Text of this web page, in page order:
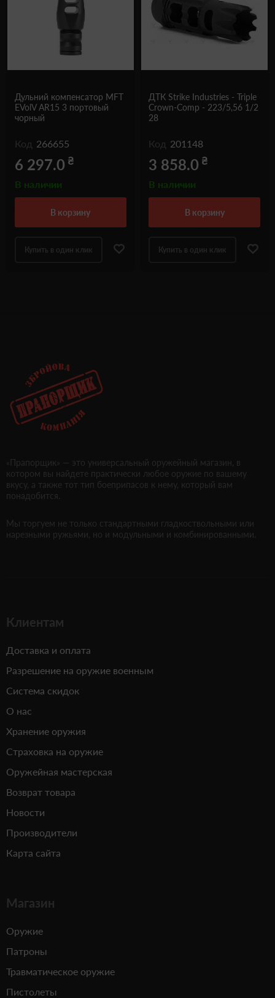
Дульний компенсатор MFT
EVolV AR15 3 портовый
чорный
Код 266655
6 297.0 ₴
В наличии
в корзину
Купить в один клик
ДТК Strike Industries - Triple
Crown-Comp - 223/5,56 1/2
28
Код 201148
3 858.0 ₴
В наличии
в корзину
Купить в один клик
«Прапорщик» — это универсальный оружейный магазин, в
котором вы найдете практически любое оружие по вашему
вкусу, а также тот тип боеприпасов к нему, который вам
понадобится.
Мы торгуем не только стандартными гладкоствольными или
нарезными ружьями, но и модульными и комбинированными.
Клиентам
Доставка и оплата
Разрешение на оружие военным
Система скидок
О нас
Хранение оружия
Страховка на оружие
Оружейная мастерская
Возврат товара
Новости
Производители
Карта сайта
Магазин
Оружие
Патроны
Травматическое оружие
Пистолеты